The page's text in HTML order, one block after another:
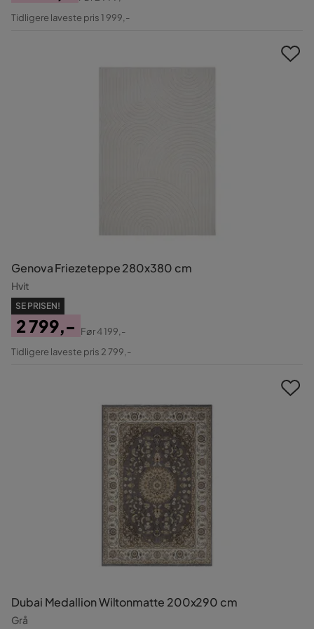
Pris
Original
Tidligere laveste pris 1 999,-
Genova Friezeteppe 280x380 cm
Hvit
SE PRISEN!
Pris
2 799,-
Original
Før4 199,-
Tidligere laveste pris 2 799,-
Dubai Medallion Wiltonmatte 200x290 cm
Grå